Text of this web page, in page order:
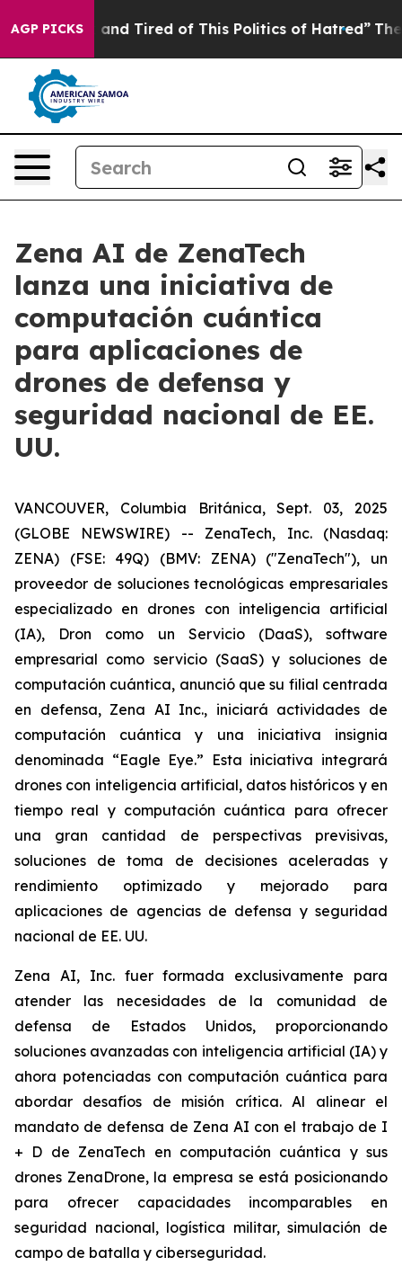
AGP PICKS
Sick and Tired of This Politics of Hatred” The Story
Zena AI de ZenaTech
lanza una iniciativa de
computación cuántica
para aplicaciones de
drones de defensa y
seguridad nacional de EE.
UU.
VANCOUVER, Columbia Británica, Sept. 03, 2025
(GLOBE NEWSWIRE) -- ZenaTech, Inc. (Nasdaq:
ZENA) (FSE: 49Q) (BMV: ZENA) ("ZenaTech"), un
proveedor de soluciones tecnológicas empresariales
especializado en drones con inteligencia artificial
(IA), Dron como un Servicio (DaaS), software
empresarial como servicio (SaaS) y soluciones de
computación cuántica, anunció que su filial centrada
en defensa, Zena AI Inc., iniciará actividades de
computación cuántica y una iniciativa insignia
denominada “Eagle Eye.” Esta iniciativa integrará
drones con inteligencia artificial, datos históricos y en
tiempo real y computación cuántica para ofrecer
una gran cantidad de perspectivas previsivas,
soluciones de toma de decisiones aceleradas y
rendimiento optimizado y mejorado para
aplicaciones de agencias de defensa y seguridad
nacional de EE. UU.
Zena AI, Inc. fuer formada exclusivamente para
atender las necesidades de la comunidad de
defensa de Estados Unidos, proporcionando
soluciones avanzadas con inteligencia artificial (IA) y
ahora potenciadas con computación cuántica para
abordar desafíos de misión crítica. Al alinear el
mandato de defensa de Zena AI con el trabajo de I
+ D de ZenaTech en computación cuántica y sus
drones ZenaDrone, la empresa se está posicionando
para ofrecer capacidades incomparables en
seguridad nacional, logística militar, simulación de
campo de batalla y ciberseguridad.